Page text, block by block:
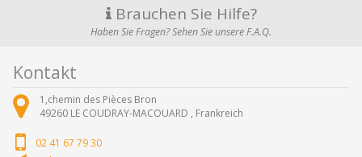
Brauchen Sie Hilfe?
Haben Sie Fragen? Sehen Sie unsere F.A.Q.
Kontakt
1,chemin des Pièces Bron
49260 LE COUDRAY-MACOUARD , Frankreich
02 41 67 79 30